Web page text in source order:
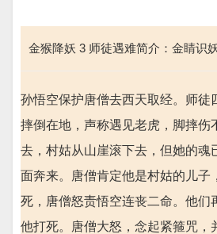
金猴降妖 3 师徒遇难简介：金睛识
孙悟空保护唐僧去西天取经。师
摔倒在地，声称遇见老虎，脚摔
去，村姑从山崖滚下去，但她的
面奔来。唐僧肯定他是村姑的儿
死，唐僧怒责悟空连丧二命。他
他打死。唐僧大怒，念起紧箍咒